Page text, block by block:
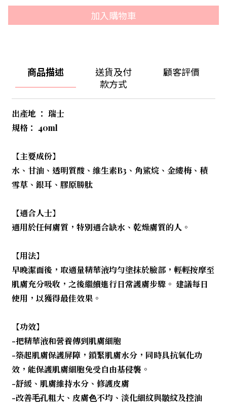
加入購物車
商品描述
送貨及付
款方式
顧客評價
出產地 ： 瑞士
規格： 40ml
【主要成份】
水、甘油、透明質酸、維生素B3、角鯊烷、金縷梅、積
雪草、銀耳、膠原勝肽
【適合人士】
適用於任何膚質，特別適合缺水、乾燥膚質的人。
【用法】
早晚潔面後，取適量精華液均勻塗抹於臉部，輕輕按摩至
肌膚充分吸收，之後繼續進行日常護膚步驟。 建議每日
使用，以獲得最佳效果。
【功效】
-把精華液和營養傳到肌膚細胞
-築起肌膚保護屏障，鎖緊肌膚水分，同時具抗氧化功
效，能保護肌膚細胞免受自由基侵襲。
-舒緩、肌膚維持水分、修護皮膚
-改善⽑孔粗⼤、皮膚⾊不均、淡化細紋與皺紋及控油